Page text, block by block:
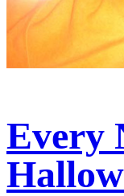
Every